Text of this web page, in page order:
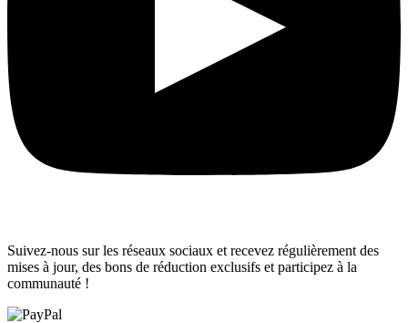
Suivez-nous sur les réseaux sociaux et recevez régulièrement des
mises à jour, des bons de réduction exclusifs et participez à la
communauté !